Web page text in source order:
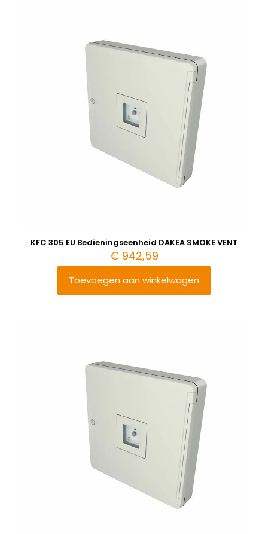
KFC 305 EU Bedieningseenheid DAKEA SMOKE VENT
€942,59
Toevoegen aan winkelwagen